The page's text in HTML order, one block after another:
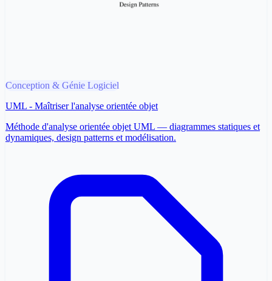
Conception & Génie Logiciel
UML - Maîtriser l'analyse orientée objet
Méthode d'analyse orientée objet UML — diagrammes statiques et
dynamiques, design patterns et modélisation.